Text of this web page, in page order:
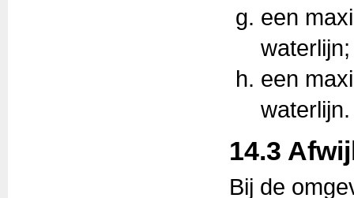
een
waterlijn;
een
waterlijn.
14.3
Bij de